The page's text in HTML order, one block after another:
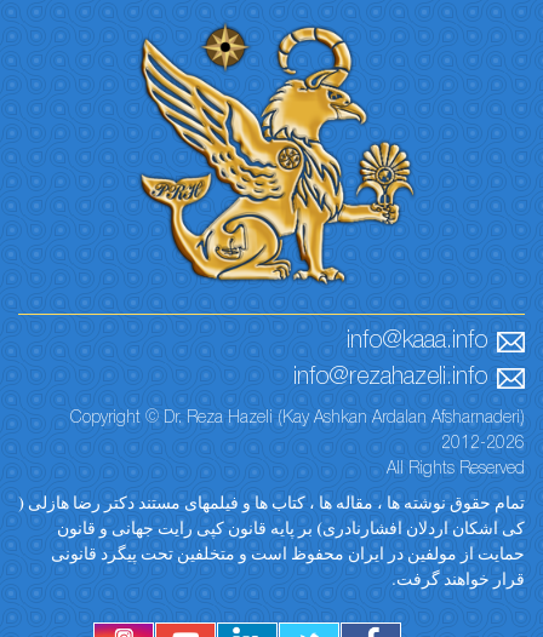
info@kaaa.info
info@rezahazeli.info
Copyright © Dr. Reza Hazeli (Kay Ashkan Ardalan Afsharnaderi)
2012-2026
All Rights Reserved
تمام حقوق نوشته ها ، مقاله ها ، کتاب ها و فیلمهای مستند دکتر رضا هازلی (
کی اشکان اردلان افشارنادری) بر پایه قانون کپی رایت جهانی و قانون
حمایت از مولفین در ایران محفوظ است و متخلفین تحت پیگرد قانونی
قرار خواهند گرفت.